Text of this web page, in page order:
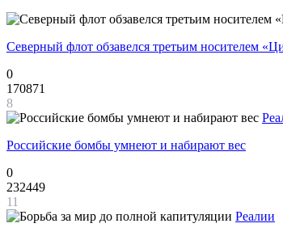
Северный флот обзавелся третьим носителем
0
170871
8
Российские бомбы умнеют и набирают вес
0
232449
11
Реалии